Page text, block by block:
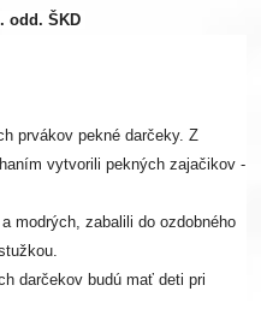
odd. ŠKD
prvákov pekné darčeky. Z
vytvorili pekných zajačikov -
modrých, zabalili do ozdobného
darčekov budú mať deti pri